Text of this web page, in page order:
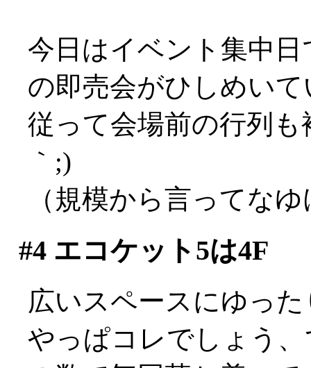
今日はイベント集中
の即売会がひしめい
従って会場前の行列
｀;)
（規模から言ってな
#4エコケット5は4F
広いスペースにゆっ
やっぱコレでしょう